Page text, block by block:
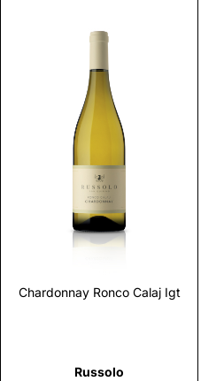
Chardonnay Ronco Calaj Igt
Russolo
Scopri